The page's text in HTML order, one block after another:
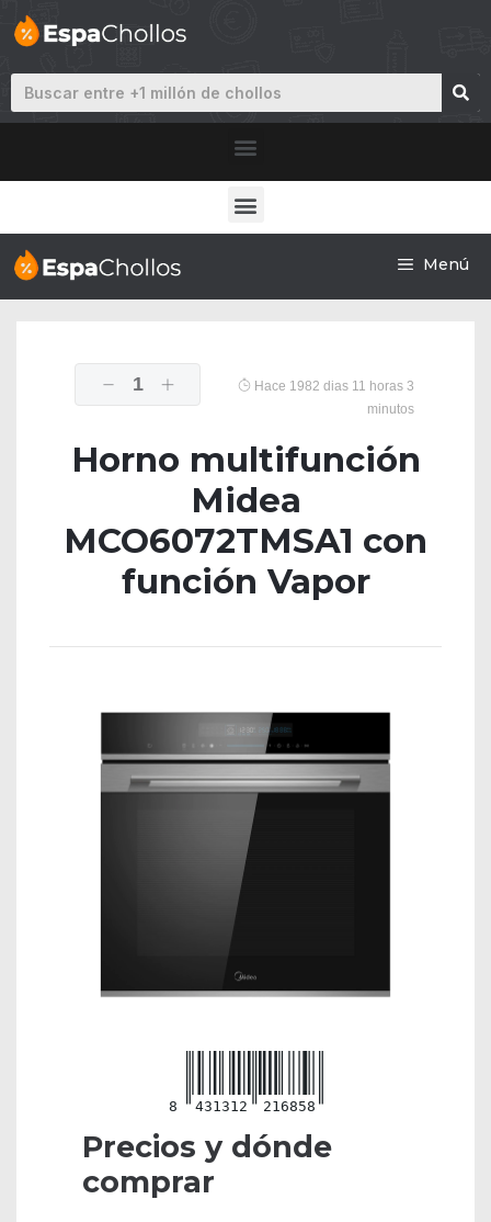
Menú
1
Hace 1982 dias 11 horas 3
minutos
Horno multifunción
Midea
MCO6072TMSA1 con
función Vapor
8 431312 216858
Precios y dónde
comprar